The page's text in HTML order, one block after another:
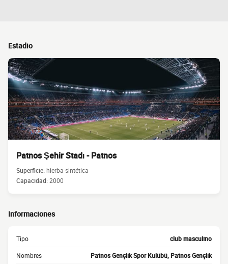
Estadio
Patnos Şehir Stadı - Patnos
Superficie:hierba sintética
Capacidad:2000
Informaciones
Tipo club masculino
Nombres Patnos Gençlik Spor Kulübü, Patnos Gençlik